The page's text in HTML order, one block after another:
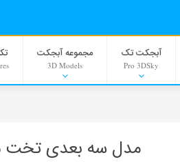
آبجکت تک
Pro 3DSky
مجموعه آبجکت
3D Models
مدل سه بعدی تخت